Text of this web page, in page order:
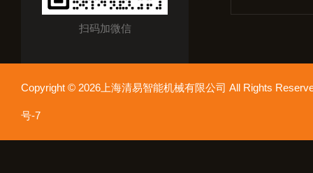
扫码加微信
Copyright © 2026上海清易智能机械有限公司 All Rights
号-7